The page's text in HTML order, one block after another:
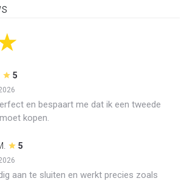
5
en bespaart me dat ik een tweede
kopen.
5
aan te sluiten en werkt precies zoals